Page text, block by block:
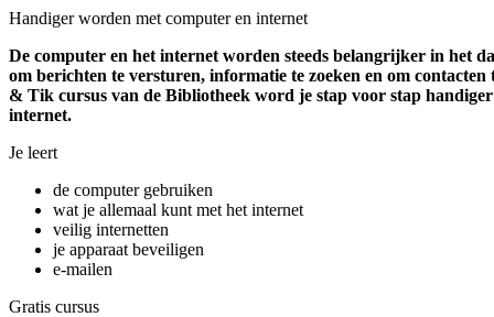
Handiger worden met computer en internet
De computer en het internet worden steeds belangrijker in het
om berichten te versturen, informatie te zoeken en om
& Tik cursus van de Bibliotheek word je stap voor stap
internet.
Je leert
de computer gebruiken
wat je allemaal kunt met het internet
veilig internetten
je apparaat beveiligen
e-mailen
Gratis cursus